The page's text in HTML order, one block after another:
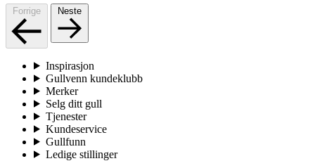
Forrige Neste
Inspirasjon
Gullvenn kundeklubb
Merker
Selg ditt gull
Tjenester
Kundeservice
Gullfunn
Ledige stillinger